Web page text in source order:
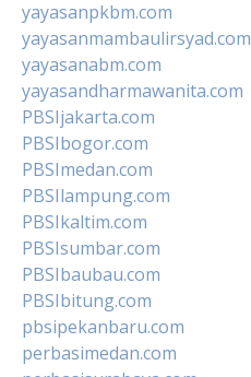
yayasanpkbm.com
yayasanmambaulirsyad.com
yayasanabm.com
yayasandharmawanita.com
PBSIjakarta.com
PBSIbogor.com
PBSImedan.com
PBSIlampung.com
PBSIkaltim.com
PBSIsumbar.com
PBSIbaubau.com
PBSIbitung.com
pbsipekanbaru.com
perbasimedan.com